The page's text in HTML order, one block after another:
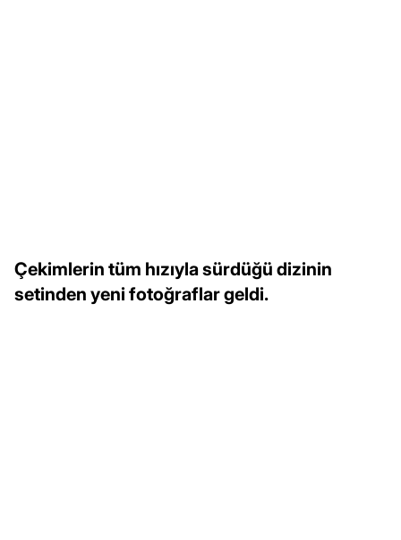
Çekimlerin tüm hızıyla sürdüğü dizinin
setinden yeni fotoğraflar geldi.